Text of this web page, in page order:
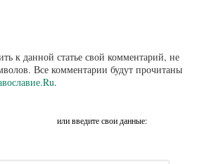
к данной статье свой комментарий, не
Все комментарии будут прочитаны
.
или введите свои данные: